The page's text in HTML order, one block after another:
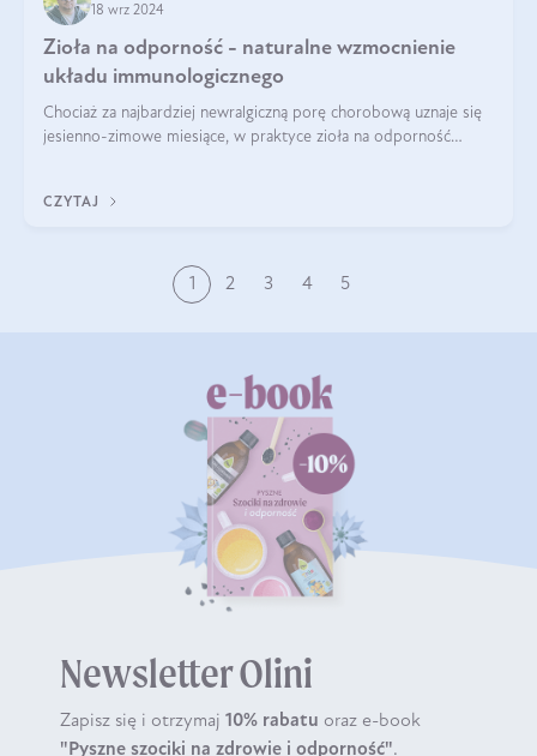
18 wrz 2024
Zioła na odporność - naturalne wzmocnienie
układu immunologicznego
Chociaż za najbardziej newralgiczną porę chorobową uznaje się
jesienno-zimowe miesiące, w praktyce zioła na odporność
CZYTAJ
1 2 3 4 5
Newsletter Olini
Zapisz się i otrzymaj 10% rabatu oraz e-book
"Pyszne szociki na zdrowie i odporność".